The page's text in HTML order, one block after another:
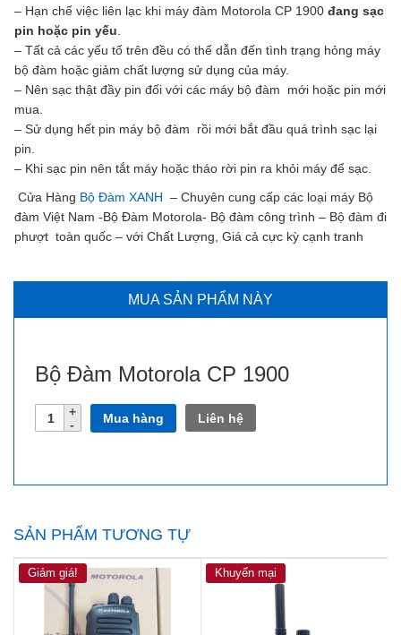
– Hạn chế việc liên lạc khi máy đàm Motorola CP 1900 đang sạc
pin hoặc pin yếu.
– Tất cả các yếu tố trên đều có thể dẫn đến tình trạng hỏng máy
bộ đàm hoặc giảm chất lượng sử dụng của máy.
– Nên sạc thật đầy pin đối với các máy bộ đàm mới hoặc pin mới
mua.
– Sử dụng hết pin máy bộ đàm rồi mới bắt đầu quá trình sạc lại
pin.
– Khi sạc pin nên tắt máy hoặc tháo rời pin ra khỏi máy để sạc.
Cửa Hàng Bộ Đàm XANH – Chuyên cung cấp các loại máy Bộ
đàm Việt Nam -Bộ Đàm Motorola- Bộ đàm công trình – Bộ đàm đi
phượt toàn quốc – với Chất Lượng, Giá cả cực kỳ cạnh tranh
MUA SẢN PHẨM NÀY
Bộ Đàm Motorola CP 1900
Số
lượng
Mua hàng Liên hệ
SẢN PHẨM TƯƠNG TỰ
Giảm giá! Khuyến mại